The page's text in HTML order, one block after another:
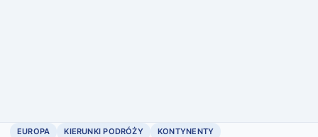
EUROPA KIERUNKI PODRÓŻY KONTYNENTY